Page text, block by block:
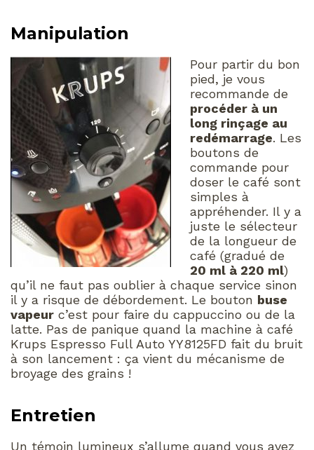
Manipulation
Pour partir du bon
pied, je vous
recommande de
procéder à un
long rinçage au
redémarrage. Les
boutons de
commande pour
doser le café sont
simples à
appréhender. Il y a
juste le sélecteur
de la longueur de
café (gradué de
20 ml à 220 ml)
qu’il ne faut pas oublier à chaque service sinon
il y a risque de débordement. Le bouton buse
vapeur c’est pour faire du cappuccino ou de la
latte. Pas de panique quand la machine à café
Krups Espresso Full Auto YY8125FD fait du bruit
à son lancement : ça vient du mécanisme de
broyage des grains !
Entretien
Un témoin lumineux s’allume quand vous avez